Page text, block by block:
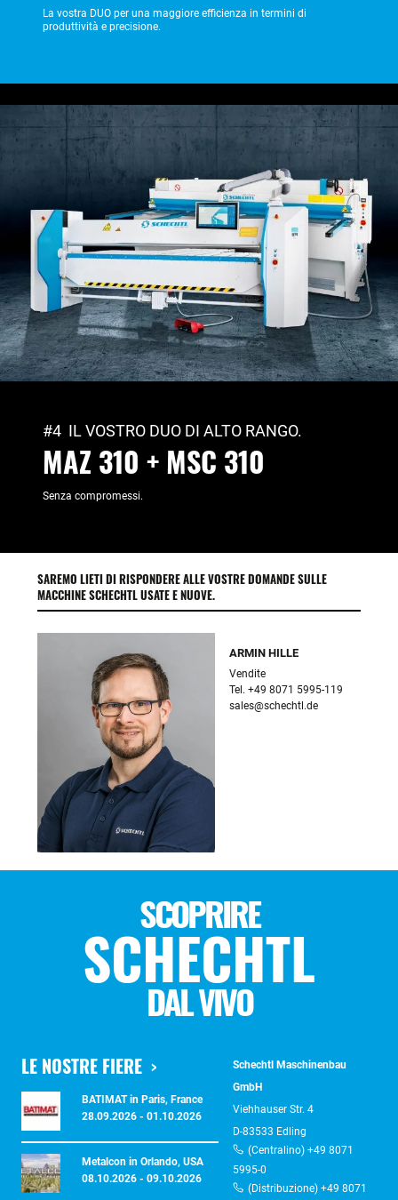
La vostra DUO per una maggiore efficienza in termini di
produttività e precisione.
#4 IL VOSTRO DUO DI ALTO RANGO.
MAZ 310 + MSC 310
Senza compromessi.
SAREMO LIETI DI RISPONDERE ALLE VOSTRE DOMANDE SULLE
MACCHINE SCHECHTL USATE E NUOVE.
ARMIN HILLE
Vendite
sales@schechtl.de
SCOPRIRE
SCHECHTL
DAL VIVO
LE NOSTRE FIERE
BATIMAT in Paris, France
28.09.2026 - 01.10.2026
Metalcon in Orlando, USA
08.10.2026 - 09.10.2026
Schechtl Maschinenbau
GmbH
Viehhauser Str. 4
D-83533 Edling
(Centralino) +49 8071
5995-0
(Distribuzione) +49 8071